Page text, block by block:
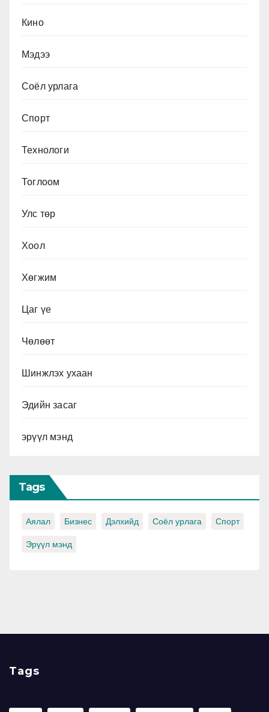
Кино
Мэдээ
Соёл урлага
Спорт
Технологи
Тоглоом
Улс төр
Хоол
Хөгжим
Цаг үе
Чөлөөт
Шинжлэх ухаан
Эдийн засаг
эрүүл мэнд
Tags
Аялал Бизнес Дэлхийд Соёл урлага Спорт
Эрүүл мэнд
Tags